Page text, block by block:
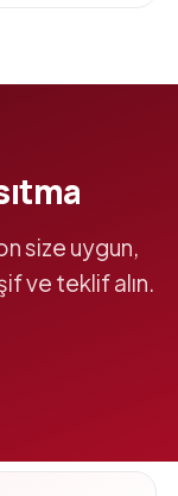
size uygun,
ve teklif alın.